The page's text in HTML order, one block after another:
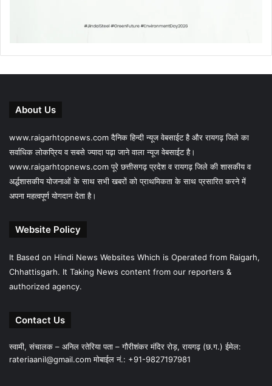
About Us
www.raigarhtopnews.com दैनिक हिन्दी न्यूज वेबसाईट है और रायगढ़ जिले का
सर्वाधिक लोकप्रिय व सबसे ज्यादा पढ़ा जाने वाला न्यूज वेबसाईट है।
www.raigarhtopnews.com पूरे छत्तीसगढ़ प्रदेश व रायगढ़ जिले की शासकीय व
अर्द्धशासकीय योजनाओं के साथ सभी खबरों को प्राथमिकता के साथ प्रसारित करने में
अपना महत्वपूर्ण योगदान देता है।
Website Policy
It Based on Hindi News Websites Which is Operated from Raigarh,
Chhattisgarh. It Taking News content from our reporters &
authorized agency.
Contact Us
स्वामी, संचालक – अनिल रतेरिया पता – गौरीशंकर मंदिर रोड़, रायगढ़ (छ.ग.) ईमेल:
rateriaanil@gmail.comमोबाईल नं.: +91-9827197981